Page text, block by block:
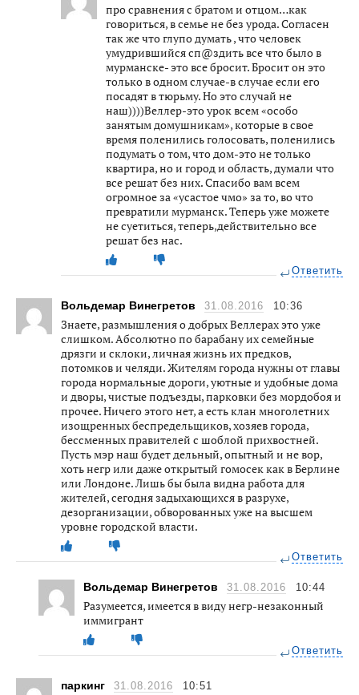
про сравнения с братом и отцом…как
говориться, в семье не без урода. Согласен
так же что глупо думать , что человек
умудрившийся сп@здить все что было в
мурманске- это все бросит. Бросит он это
только в одном случае-в случае если его
посадят в тюрьму. Но это случай не
наш))))Веллер-это урок всем «особо
занятым домушникам», которые в свое
время поленились голосовать, поленились
подумать о том, что дом-это не только
квартира, но и город и область, думали что
все решат без них. Спасибо вам всем
огромное за «усастое чмо» за то, во что
превратили мурманск. Теперь уже можете
не суетиться, теперь,действительно все
решат без нас.
Ответить
Вольдемар Винегретов 31.08.2016 10:36
Знаете, размышления о добрых Веллерах это уже
слишком. Абсолютно по барабану их семейные
дрязги и склоки, личная жизнь их предков,
потомков и челяди. Жителям города нужны от главы
города нормальные дороги, уютные и удобные дома
и дворы, чистые подъезды, парковки без мордобоя и
прочее. Ничего этого нет, а есть клан многолетних
изощренных беспредельщиков, хозяев города,
бессменных правителей с шоблой прихвостней.
Пусть мэр наш будет дельный, опытный и не вор,
хоть негр или даже открытый гомосек как в Берлине
или Лондоне. Лишь бы была видна работа для
жителей, сегодня задыхающихся в разрухе,
дезорганизации, обворованных уже на высшем
уровне городской власти.
Ответить
Вольдемар Винегретов 31.08.2016 10:44
Разумеется, имеется в виду негр-незаконный
иммигрант
Ответить
паркинг 31.08.2016 10:51